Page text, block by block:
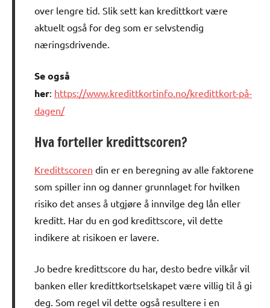
over lengre tid. Slik sett kan kredittkort være
aktuelt også for deg som er selvstendig
næringsdrivende.
Se også
her: https://www.kredittkortinfo.no/kredittkort-på-
dagen/
Hva forteller kredittscoren?
Kredittscoren din er en beregning av alle faktorene
som spiller inn og danner grunnlaget for hvilken
risiko det anses å utgjøre å innvilge deg lån eller
kreditt. Har du en god kredittscore, vil dette
indikere at risikoen er lavere.
Jo bedre kredittscore du har, desto bedre vilkår vil
banken eller kredittkortselskapet være villig til å gi
deg. Som regel vil dette også resultere i en